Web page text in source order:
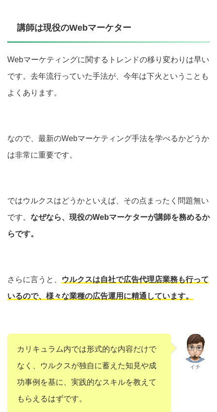
講師は現役のWebマーケター
Webマーケティングに関するトレンドの移り変わりは早い
です。去年流行っていた手法が、今年は下火ということも
よくあります。
なので、最新のWebマーケティング手法を学べるかどうか
は非常に重要です。
ではウルクスはどうかといえば、その点まったく問題無い
です。 なぜなら、現役のWebマーケターが講師を務めるか
らです。
さらに言うと、
ウルクスは自社で広告代理店業務も行って
いるので、様々な業種の広告運用に精通しています。
カリキュラム内では形式的な内容だけで
なく、ウルクスが独自に蓄えた知見や成
功事例を基に、実践的なスキルを教えて
もらえるはずです。
イチ